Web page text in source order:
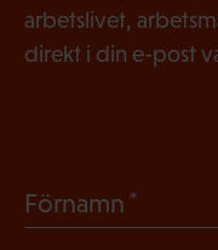
arbetslivet,
direkt i din e-post
Förnamn